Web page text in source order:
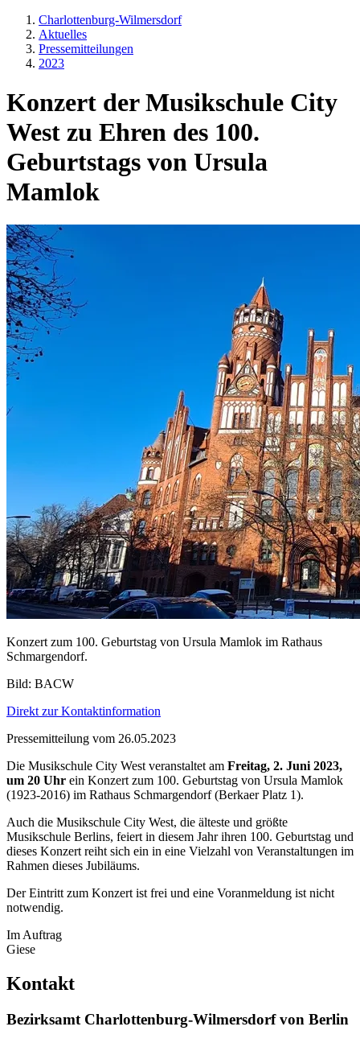
Charlottenburg-Wilmersdorf
Aktuelles
Presse­mitteilungen
2023
Konzert der Musikschule City
West zu Ehren des 100.
Geburtstags von Ursula
Mamlok
Konzert zum 100. Geburtstag von Ursula Mamlok im Rathaus
Schmargendorf.
Bild: BACW
Direkt zur Kontaktinformation
Pressemitteilung vom 26.05.2023
Die Musikschule City West veranstaltet am Freitag, 2. Juni 2023,
um 20 Uhr ein Konzert zum 100. Geburtstag von Ursula Mamlok
(1923-2016) im Rathaus Schmargendorf (Berkaer Platz 1).
Auch die Musikschule City West, die älteste und größte
Musikschule Berlins, feiert in diesem Jahr ihren 100. Geburtstag und
dieses Konzert reiht sich ein in eine Vielzahl von Veranstaltungen im
Rahmen dieses Jubiläums.
Der Eintritt zum Konzert ist frei und eine Voranmeldung ist nicht
notwendig.
Im Auftrag
Giese
Kontakt
Bezirksamt Charlottenburg-Wilmersdorf von Berlin